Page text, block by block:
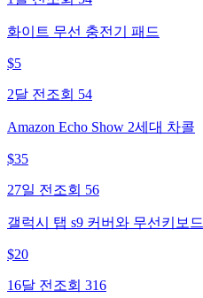
화이트 무선 충전기 패드
$5
2달 전 조회 54
Amazon Echo Show 2세대 차콜
$35
27일 전 조회 56
갤럭시 탭 s9 커버와 무선키보드
$20
16달 전 조회 316